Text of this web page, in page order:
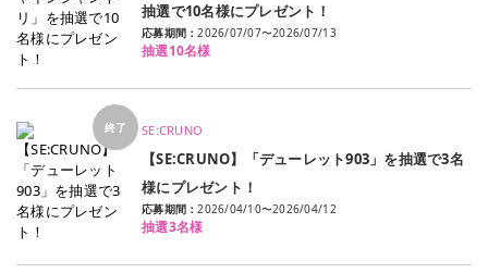
抽選で10名様にプレゼント！
応募期間：2026/07/07〜2026/07/13
抽選10名様
終了 SE:CRUNO
【SE:CRUNO】「デューレット903」を抽選で3名
様にプレゼント！
応募期間：2026/04/10〜2026/04/12
抽選3名様